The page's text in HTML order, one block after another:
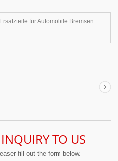
Ersatzteile für Automobile Bremsen